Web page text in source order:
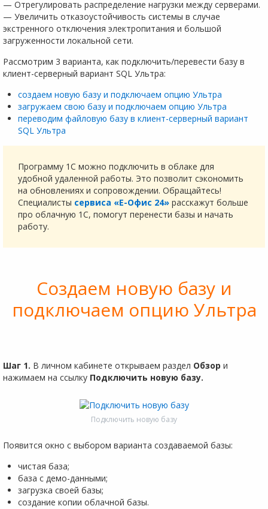
— Отрегулировать распределение нагрузки между серверами.
— Увеличить отказоустойчивость системы в случае
экстренного отключения электропитания и большой
загруженности локальной сети.
Рассмотрим 3 варианта, как подключить/перевести базу в
клиент-серверный вариант SQL Ультра:
создаем новую базу и подключаем опцию Ультра
загружаем свою базу и подключаем опцию Ультра
переводим файловую базу в клиент-серверный вариант
SQL Ультра
Программу 1С можно подключить в облаке для
удобной удаленной работы. Это позволит сэкономить
на обновлениях и сопровождении. Обращайтесь!
Специалисты сервиса «Е-Офис 24» расскажут больше
про облачную 1С, помогут перенести базы и начать
работу.
Создаем новую базу и
подключаем опцию Ультра
Шаг 1. В личном кабинете открываем раздел Обзор и
нажимаем на ссылку Подключить новую базу.
Подключить новую базу
Появится окно с выбором варианта создаваемой базы:
чистая база;
база с демо-данными;
загрузка своей базы;
создание копии облачной базы.